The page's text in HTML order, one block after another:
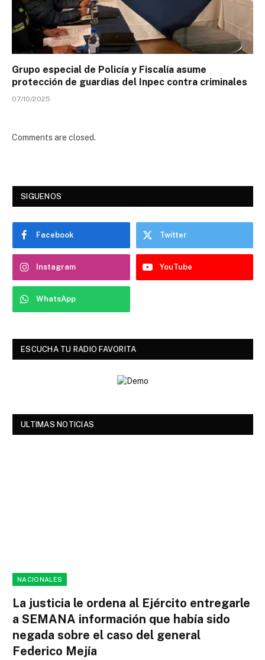
Grupo especial de Policía y Fiscalía asume
protección de guardias del Inpec contra criminales
07/10/2025
Comments are closed.
SIGUENOS
Facebook Twitter
Instagram YouTube
WhatsApp
ESCUCHA TU RADIO FAVORITA
ULTIMAS NOTICIAS
NACIONALES
La justicia le ordena al Ejército entregarle
a SEMANA información que había sido
negada sobre el caso del general
Federico Mejía